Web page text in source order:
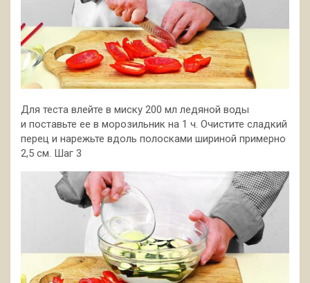
Для теста влейте в миску 200 мл ледяной воды
и поставьте ее в морозильник на 1 ч. Очистите сладкий
перец и нарежьте вдоль полосками шириной примерно
2,5 см. Шаг 3